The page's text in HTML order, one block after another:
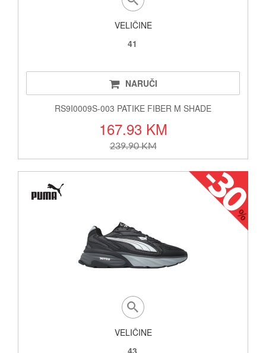
VELIČINE
41
NARUČI
RS9I0009S-003 PATIKE FIBER M SHADE
167.93 KM
239.90 KM
VELIČINE
43